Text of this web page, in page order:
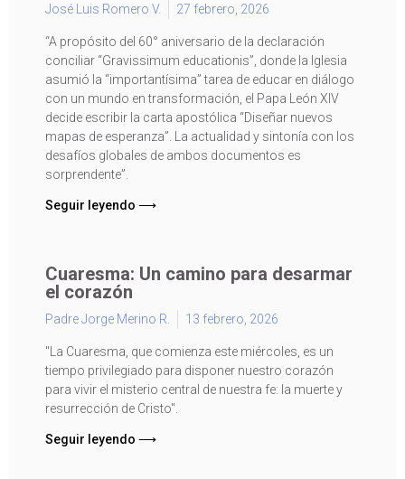
José Luis Romero V. 27 febrero, 2026
“A propósito del 60° aniversario de la declaración
conciliar “Gravissimum educationis”, donde la Iglesia
asumió la “importantísima” tarea de educar en diálogo
con un mundo en transformación, el Papa León XIV
decide escribir la carta apostólica “Diseñar nuevos
mapas de esperanza”. La actualidad y sintonía con los
desafíos globales de ambos documentos es
sorprendente”.
Seguir leyendo ⟶
Cuaresma: Un camino para desarmar
el corazón
Padre Jorge Merino R. 13 febrero, 2026
"La Cuaresma, que comienza este miércoles, es un
tiempo privilegiado para disponer nuestro corazón
para vivir el misterio central de nuestra fe: la muerte y
resurrección de Cristo".
Seguir leyendo ⟶